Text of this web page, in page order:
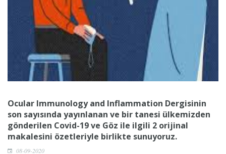
Ocular Immunology and Inflammation Dergisinin
son sayısında yayınlanan ve bir tanesi ülkemizden
gönderilen Covid-19 ve Göz ile ilgili 2 orijinal
makalesini özetleriyle birlikte sunuyoruz.
08-09-2020